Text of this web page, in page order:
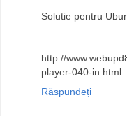
Solutie pentru
http://
player-040-in.html
Răspundeți